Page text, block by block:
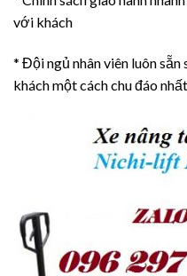
với khách
* Đội ngủ nhân viên luôn
khách một cách chu đáo nhất